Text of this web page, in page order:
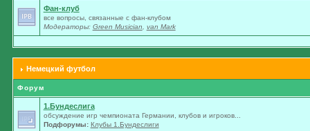
Фан-клуб
все вопросы, связанные с фан-клубом
Модераторы: Green Musician van Mark
Немецкий футбол
Форум
1.Бундеслига
обсуждение игр чемпионата Германии, клубов и игроков...
Подфорумы: Клубы 1.Бундеслиги